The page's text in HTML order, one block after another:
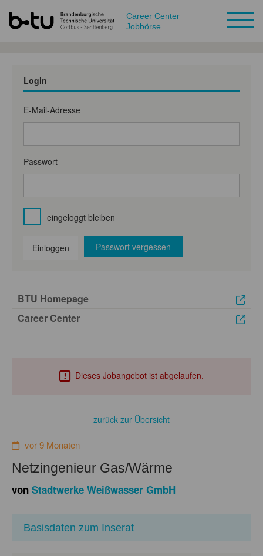
Career Center
Jobbörse
Login
E-Mail-Adresse
Passwort
eingeloggt bleiben
Einloggen Passwort vergessen
BTU Homepage
Career Center
Dieses Jobangebot ist abgelaufen.
zurück zur Übersicht
vor 9 Monaten
Netzingenieur Gas/Wärme
von Stadtwerke Weißwasser GmbH
Basisdaten zum Inserat